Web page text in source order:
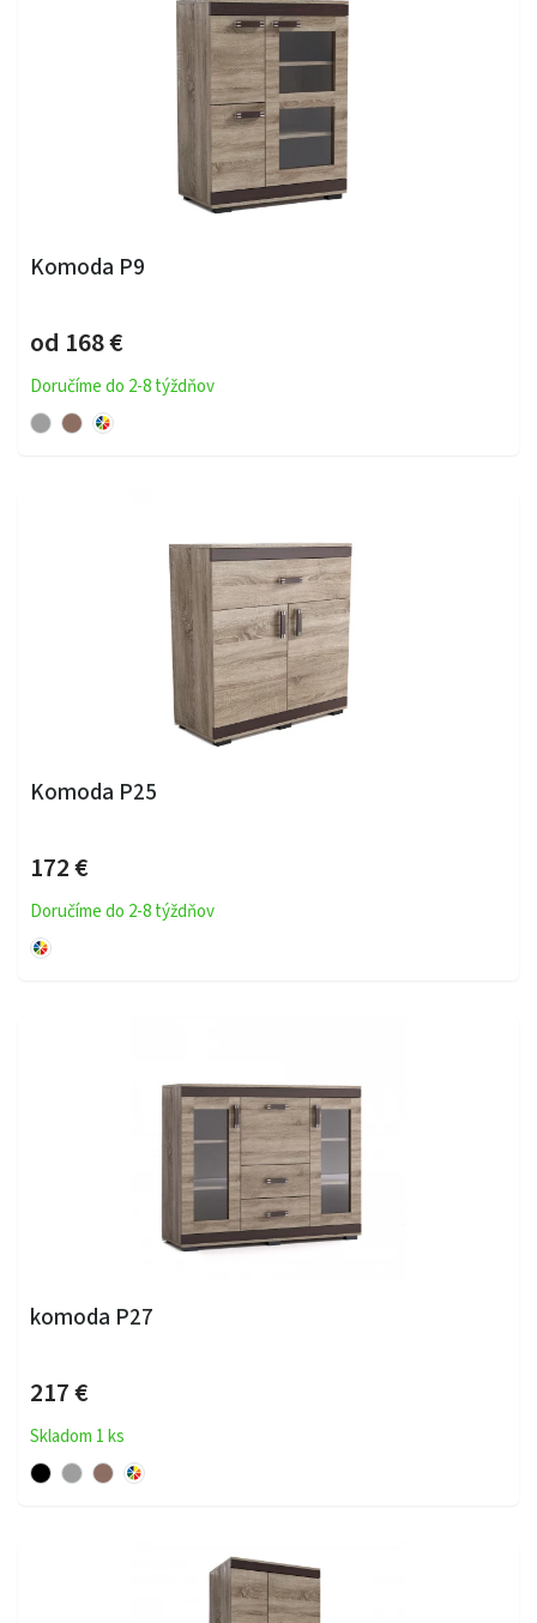
Komoda P9
od 168 €
Doručíme do 2-8 týždňov
Komoda P25
172 €
Doručíme do 2-8 týždňov
komoda P27
217 €
Skladom 1 ks